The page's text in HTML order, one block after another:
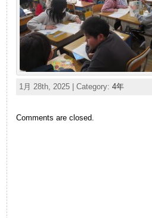
1月 28th, 2025 | Category: 4年
Comments are closed.